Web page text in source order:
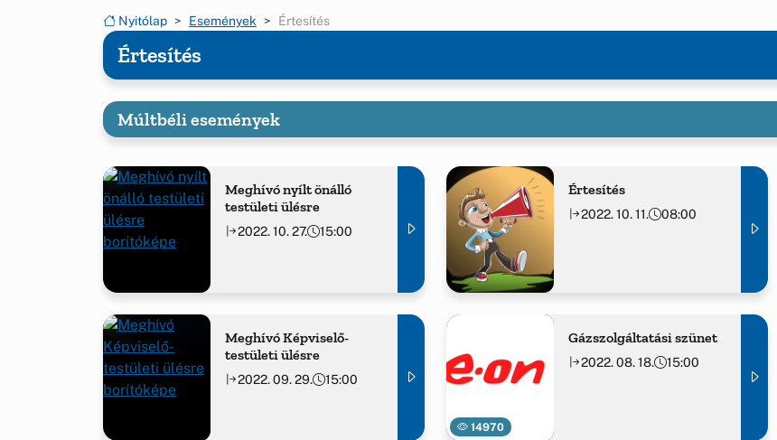
Nyitólap Események Értesítés
Értesítés
Múltbéli események
Meghívó nyílt önálló
testületi ülésre
2022. 10. 27. 15:00
Értesítés
2022. 10. 11. 08:00
Meghívó Képviselő-
testületi ülésre
2022. 09. 29. 15:00
14970
Gázszolgáltatási szünet
2022. 08. 18. 15:00